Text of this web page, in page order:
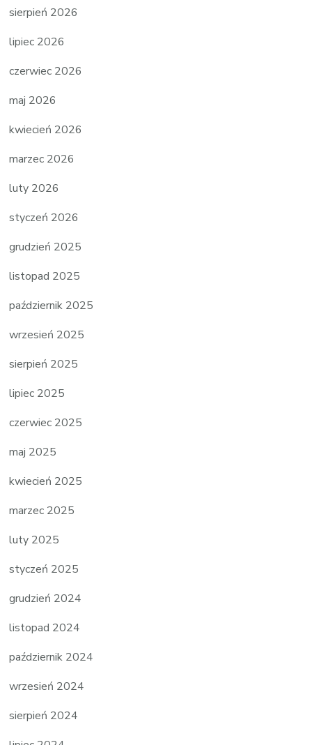
sierpień 2026
lipiec 2026
czerwiec 2026
maj 2026
kwiecień 2026
marzec 2026
luty 2026
styczeń 2026
grudzień 2025
listopad 2025
październik 2025
wrzesień 2025
sierpień 2025
lipiec 2025
czerwiec 2025
maj 2025
kwiecień 2025
marzec 2025
luty 2025
styczeń 2025
grudzień 2024
listopad 2024
październik 2024
wrzesień 2024
sierpień 2024